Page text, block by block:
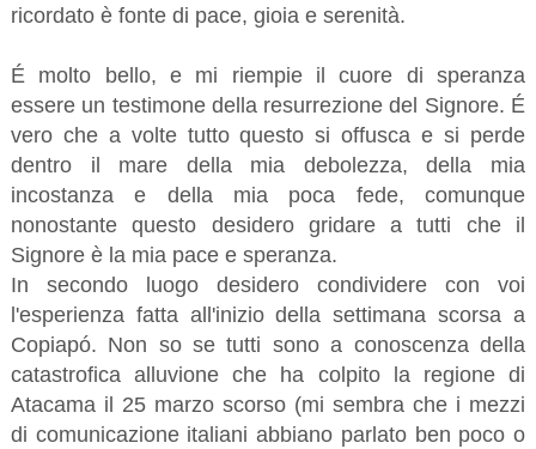
ricordato è fonte di pace, gioia e serenità.
É molto bello, e mi riempie il cuore di speranza
essere un testimone della resurrezione del Signore. É
vero che a volte tutto questo si offusca e si perde
dentro il mare della mia debolezza, della mia
incostanza e della mia poca fede, comunque
nonostante questo desidero gridare a tutti che il
Signore è la mia pace e speranza.
In secondo luogo desidero condividere con voi
l'esperienza fatta all'inizio della settimana scorsa a
Copiapó. Non so se tutti sono a conoscenza della
catastrofica alluvione che ha colpito la regione di
Atacama il 25 marzo scorso (mi sembra che i mezzi
di comunicazione italiani abbiano parlato ben poco o